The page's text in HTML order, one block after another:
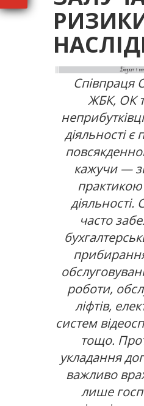
Співпраця
ЖБК, ОК
діяльності
кажучи —
практикою
часто
роботи,
ліфтів,
систем
тощо.
укладання
важливо
лише